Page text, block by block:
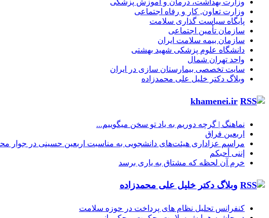
وزارت بهداشت، درمان و آموزش پزشکی
وزارت تعاون, کار و رفاه اجتماعی
پایگاه سیاست گذاری سلامت
سازمان تأمین اجتماعی
سازمان بیمه سلامت ایران
دانشگاه علوم پزشکی شهید بهشتی
واحد تهران شمال
سایت تخصصی بیمارستان سازی در ایران
وبلاگ دکتر خلیل علی محمدزاده
khamenei.ir
نماهنگ |‌ گرچه دوریم به یاد تو سخن میگوییم...
اربعین فراق
مراسم عزاداری هیئت‌های دانشجویی به مناسبت اربعین حسینی در جوار
إننی أحبکم
خرم آن لحظه که مشتاق به یاری برسد
وبلاگ دکتر خلیل علی محمدزاده
کنفرانس تحلیل نظام های پرداخت در حوزه سلامت